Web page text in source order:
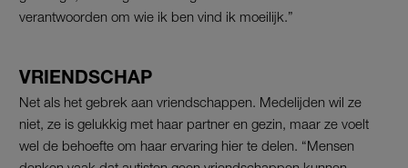
verantwoorden om wie ik ben vind ik moeilijk.”
VRIENDSCHAP
Net als het gebrek aan vriendschappen. Medelijden wil ze
niet, ze is gelukkig met haar partner en gezin, maar ze voelt
wel de behoefte om haar ervaring hier te delen. “Mensen